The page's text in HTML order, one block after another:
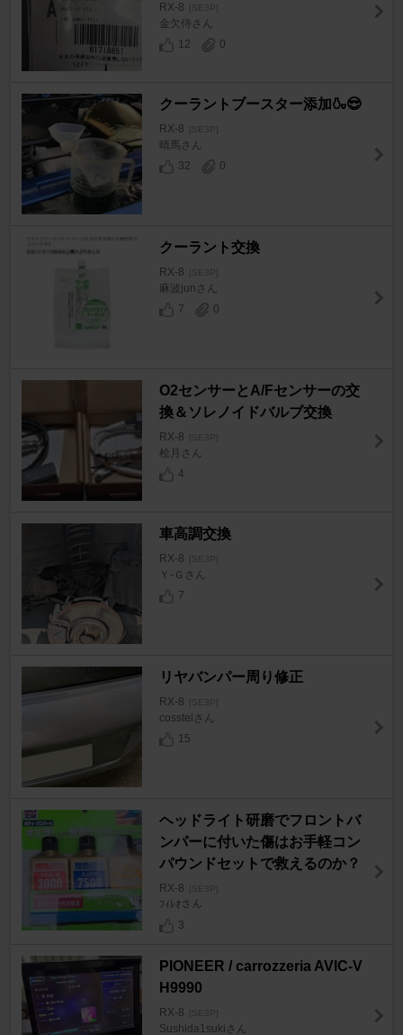
RX-8 [SE3P]
金欠侍さん
12
0
クーラントブースター添加🍶😎
RX-8 [SE3P]
晴馬さん
32
0
クーラント交換
RX-8 [SE3P]
麻波junさん
7
0
O2センサーとA/Fセンサーの交
換＆ソレノイドバルブ交換
RX-8 [SE3P]
桧月さん
4
車高調交換
RX-8 [SE3P]
Ｙ-Ｇさん
7
リヤバンパー周り修正
RX-8 [SE3P]
cosstelさん
15
ヘッドライト研磨でフロントバ
ンパーに付いた傷はお手軽コン
パウンドセットで救えるのか？
RX-8 [SE3P]
ﾌｨﾚｵさん
3
PIONEER / carrozzeria AVIC-V
H9990
RX-8 [SE3P]
Sushida1sukiさん